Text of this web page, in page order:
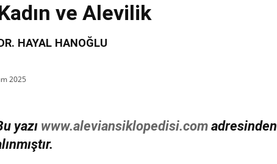
ve Alevilik
HAYAL HANOĞLU
2025
yazı www.aleviansiklopedisi.com adresinden